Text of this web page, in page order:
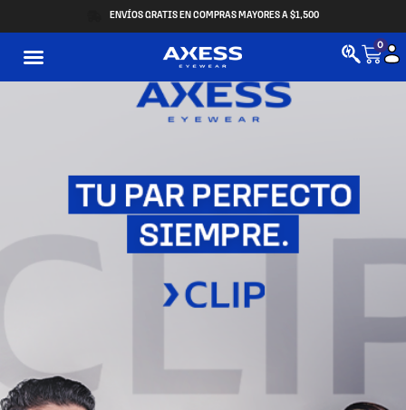
ENVÍOS GRATIS EN COMPRAS MAYORES A $1,500
0